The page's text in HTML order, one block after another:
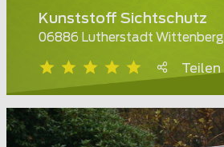
Kunststoff Sichtschutz
06886 Lutherstadt Wittenberg
Teilen